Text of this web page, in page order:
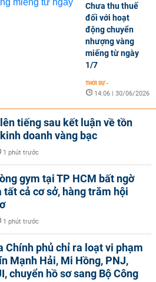
Chưa thu thuế
đối với hoạt
động chuyển
nhượng vàng
miếng từ ngày
1/7
THỜI SỰ -
14:06 | 30/06/2026
tiếng sau kết luận về tồn
doanh vàng bạc
1 phút trước
gym tại TP HCM bất ngờ
tất cả cơ sở, hàng trăm hội
1 phút trước
Chính phủ chỉ ra loạt vi phạm
Mạnh Hải, Mi Hồng, PNJ,
chuyển hồ sơ sang Bộ Công